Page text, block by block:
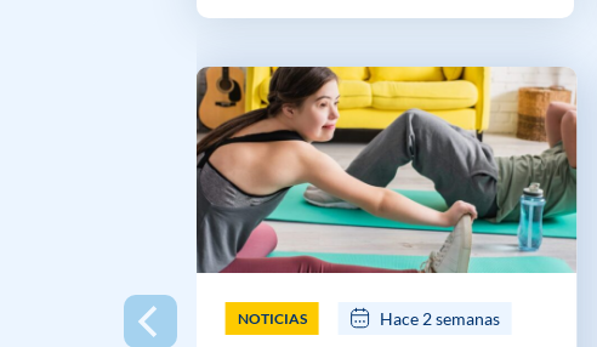
NOTICIAS Hace 2 semanas